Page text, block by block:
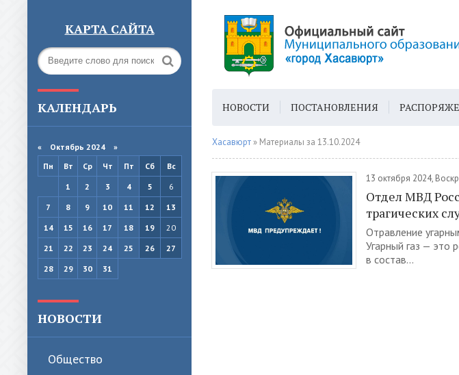
КАРТА САЙТА
КАЛЕНДАРЬ
« Октябрь 2024 »
Пн
Вт Ср Чт Пт Сб
Вс
1
2 3 4 5
6
7
8 9 10 11 12
13
14
15 16 17 18 19
20
21
22 23 24 25 26
27
28
29 30 31
НОВОСТИ
Общество
НОВОСТИ ПОСТАНОВЛЕНИЯ
ГОРОДСКАЯ СРЕДА ГЕН. ПЛАН
Хасавюрт » Материалы за 13.10.2024
13 октября 2024,
Отдел МВД
трагических
Отравление
Угарный газ — это
в состав...